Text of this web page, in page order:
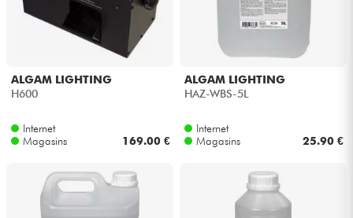
ALGAM LIGHTING
H600
Internet
Magasins
169.00 €
ALGAM LIGHTING
HAZ-WBS-5L
Internet
Magasins
25.90 €